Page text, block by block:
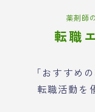
薬剤師
転職
「おすすめ
転職活動を